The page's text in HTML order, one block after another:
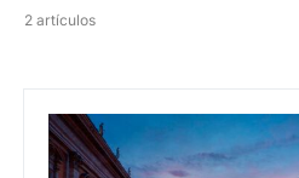
2 artículos